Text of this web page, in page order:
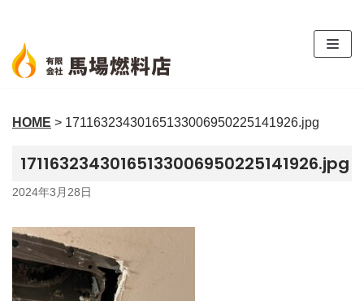
ン
テ
ン
へ
キ
ッ
HOME > 17116323430165133006950225141926.jpg
17116323430165133006950225141926.jpg
2024年3月28日